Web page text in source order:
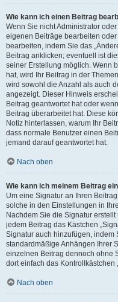
Wie kann ich einen Beitrag
Wenn Sie nicht Administrator
eigenen Beiträge bearbeiten
bearbeiten, indem Sie das
Beitrag anklicken; eventuell ist
seiner Erstellung möglich. Wenn
hat, wird Ihr Beitrag in der
wird sowohl die Anzahl als auch
angezeigt. Dieser Hinweis
Beitrag geantwortet hat oder
Beitrag überarbeitet hat. Diese
Notiz hinterlassen, warum Ihr
dass normale Benutzer einen
jemand darauf geantwortet hat.
Nach oben
Wie kann ich meinem Beitrag
Um eine Signatur an Ihren
solche in den Einstellungen in
Nachdem Sie die Signatur
jedem Beitrag das Kästchen
Signatur auch hinzufügen, indem
standardmäßige Anhängen Ihrer
einzelnen Beitrag dennoch ohne
dort einfach das Kontrollkästchen
Nach oben